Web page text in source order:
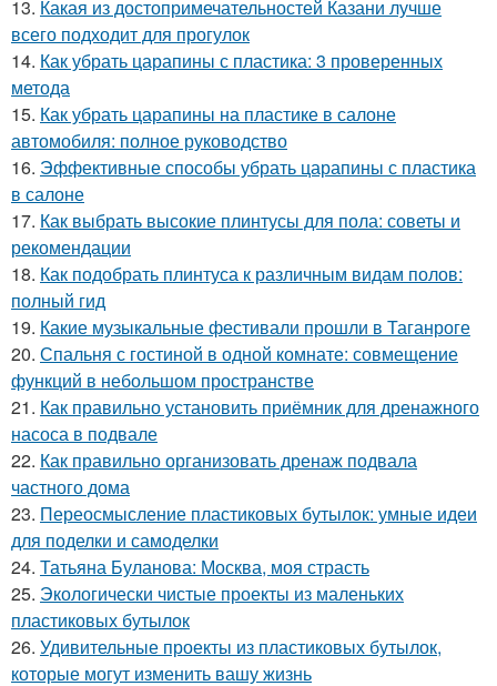
13. Какая из достопримечательностей Казани лучше
всего подходит для прогулок
14. Как убрать царапины с пластика: 3 проверенных
метода
15. Как убрать царапины на пластике в салоне
автомобиля: полное руководство
16. Эффективные способы убрать царапины с пластика
в салоне
17. Как выбрать высокие плинтусы для пола: советы и
рекомендации
18. Как подобрать плинтуса к различным видам полов:
полный гид
19. Какие музыкальные фестивали прошли в Таганроге
20. Спальня с гостиной в одной комнате: совмещение
функций в небольшом пространстве
21. Как правильно установить приёмник для дренажного
насоса в подвале
22. Как правильно организовать дренаж подвала
частного дома
23. Переосмысление пластиковых бутылок: умные идеи
для поделки и самоделки
24. Татьяна Буланова: Москва, моя страсть
25. Экологически чистые проекты из маленьких
пластиковых бутылок
26. Удивительные проекты из пластиковых бутылок,
которые могут изменить вашу жизнь